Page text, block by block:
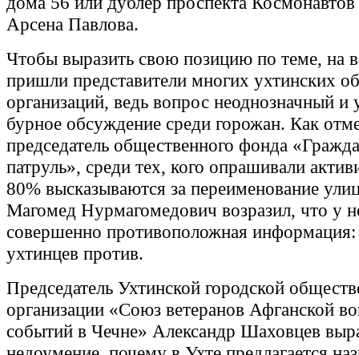
Арсена Павлова.
Чтобы выразить свою позицию по теме, на
пришли представители многих ухтинских
организаций, ведь вопрос неоднозначный и
бурное обсуждение среди горожан. Как
председатель общественного фонда
патруль», среди тех, кого опрашивали
80% высказываются за переименование
Магомед Нурмагомедович возразил, что у
совершенно противоположная
ухтинцев против.
Председатель Ухтинской городской
организации «Союз ветеранов Афганской
событий в Чечне» Александр Шаховцев